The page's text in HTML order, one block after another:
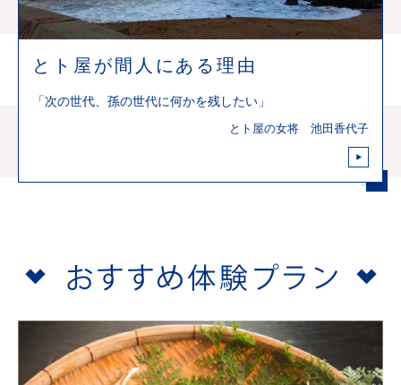
とト屋が間人にある理由
「次の世代、孫の世代に何かを残したい」
とト屋の女将 池田香代子